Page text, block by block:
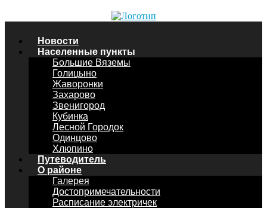
Новости
Населенные пункты
Большие Вяземы
Голицыно
Жаворонки
Захарово
Звенигород
Кубинка
Лесной Городок
Одинцово
Хлюпино
Путеводитель
О районе
Галерея
Достопримечательности
Расписание электричек